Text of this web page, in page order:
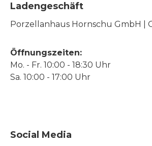
Ladengeschäft
Porzellanhaus Hornschu GmbH |
Öffnungszeiten:
Mo. - Fr. 10:00 - 18:30 Uhr
Sa. 10:00 - 17:00 Uhr
Social Media